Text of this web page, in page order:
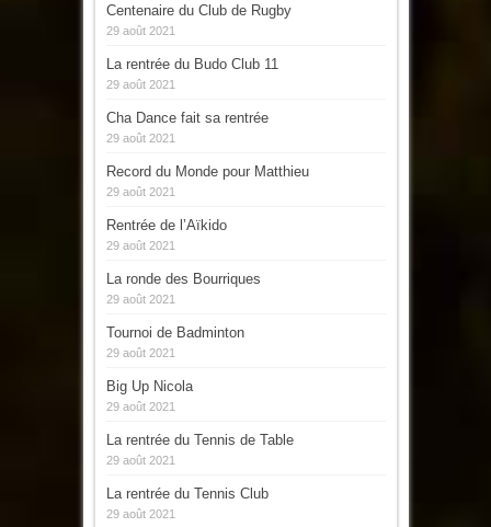
Centenaire du Club de Rugby
29 août 2021
La rentrée du Budo Club 11
29 août 2021
Cha Dance fait sa rentrée
29 août 2021
Record du Monde pour Matthieu
29 août 2021
Rentrée de l’Aïkido
29 août 2021
La ronde des Bourriques
29 août 2021
Tournoi de Badminton
29 août 2021
Big Up Nicola
29 août 2021
La rentrée du Tennis de Table
29 août 2021
La rentrée du Tennis Club
29 août 2021